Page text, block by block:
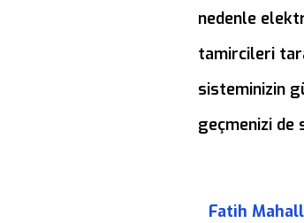
nedenle
tamircileri
sisteminizin
geçmenizi de
Fatih